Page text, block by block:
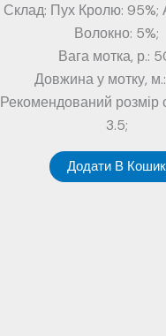
Склад: Пух Кролю: 95%;
Волокно: 5%;
Вага мотка, р.:
Довжина у мотку,
Рекомендований розмір
3.5;
Додати В Кошик